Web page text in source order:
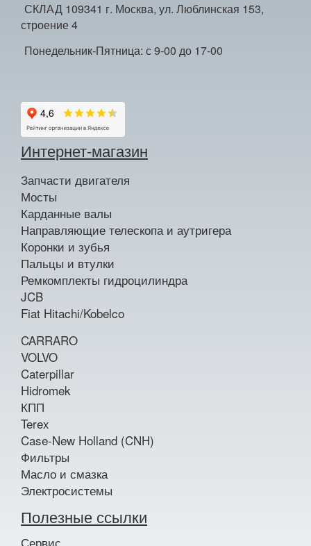
СКЛАД 109341 г. Москва, ул. Люблинская 153,
строение 4
Понедельник-Пятница: с 9-00 до 17-00
Интернет-магазин
Запчасти двигателя
Мосты
Карданные валы
Направляющие телескопа и аутригера
Коронки и зубья
Пальцы и втулки
Ремкомплекты гидроцилиндра
JCB
Fiat Hitachi/Kobelco
CARRARO
VOLVO
Caterpillar
Hidromek
КПП
Terex
Case-New Holland (CNH)
Фильтры
Масло и смазка
Электросистемы
Полезные ссылки
Сервис